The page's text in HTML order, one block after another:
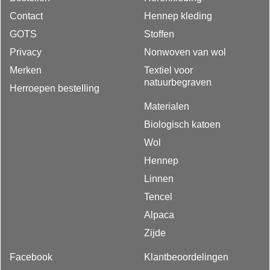
Contact
GOTS
Privacy
Merken
Herroepen bestelling
Hennep kleding
Stoffen
Nonwoven van wol
Textiel voor
natuurbegraven
Materialen
Biologisch katoen
Wol
Hennep
Linnen
Tencel
Alpaca
Zijde
Facebook Klantbeoordelingen